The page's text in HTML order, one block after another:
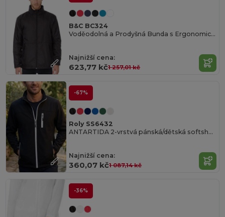
B&C BC324
Voděodolná a Prodyšná Bunda s Ergonomickou Kapucí
Najnižší cena:
623,77 kč1 257,01 kč
-67%
Roly SS6432
ANTARTIDA 2-vrstvá pánská/dětská softshellová bunda
Najnižší cena:
360,07 kč1 087,14 kč
-36%